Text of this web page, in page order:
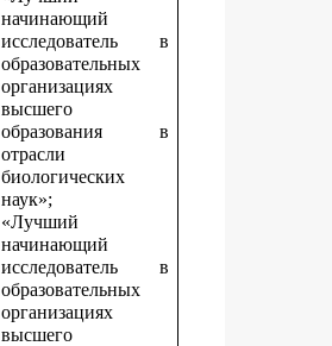
начинающий
исследователь в
образовательных
организациях
высшего
образования в
отрасли
биологических
наук»;
«Лучший
начинающий
исследователь в
образовательных
организациях
высшего